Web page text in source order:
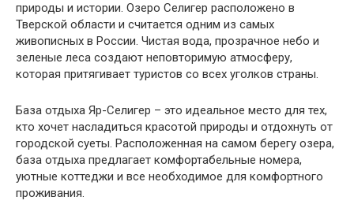
природы и истории. Озеро Селигер расположено в
Тверской области и считается одним из самых
живописных в России. Чистая вода, прозрачное небо и
зеленые леса создают неповторимую атмосферу,
которая притягивает туристов со всех уголков страны.
База отдыха Яр-Селигер – это идеальное место для тех,
кто хочет насладиться красотой природы и отдохнуть от
городской суеты. Расположенная на самом берегу озера,
база отдыха предлагает комфортабельные номера,
уютные коттеджи и все необходимое для комфортного
проживания.